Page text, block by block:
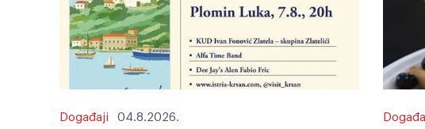
Događaji 04.8.2026.